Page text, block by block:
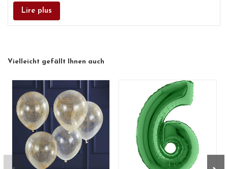
Ballons verwenden.)
Lire plus
Vielleicht gefällt Ihnen auch